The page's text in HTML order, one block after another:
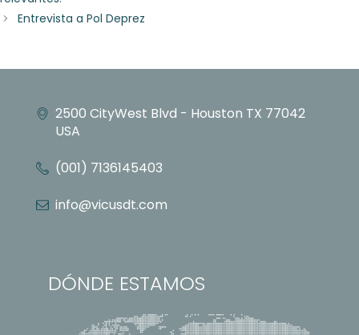
Entrevista a Pol Deprez
2500 CityWest Blvd - Houston TX 77042
USA
(001) 7136145403
info@vicusdt.com
DÓNDE ESTAMOS